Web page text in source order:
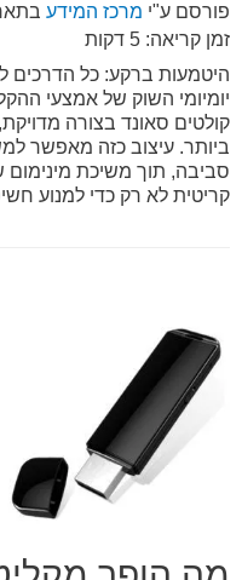
פורסם ע"י מרכז המידע
זמן קריאה: 5 דקות
היטמעות ברקע: כל
יומיומי השוק של אמצעי
קולטים סאונד בצורה
ביותר. עיצוב כזה מאפשר
סביבה, תוך משיכת
קריטית לא רק כדי למנוע